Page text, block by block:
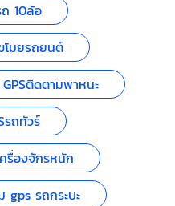
10ล้อ
โมยรถยนต์
ติดตามพาหนะ
รถทัวร์
รื่องจักรหนัก
gps รถกระบะ